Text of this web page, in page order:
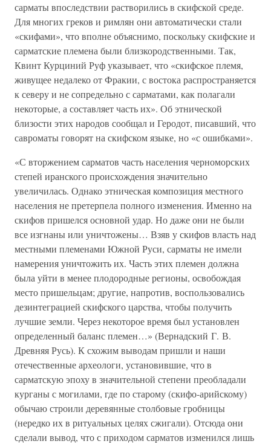
сарматы впоследствии растворились в скифской среде.
Для многих греков и римлян они автоматически стали
«скифами», что вполне объяснимо, поскольку скифские и
сарматские племена были близкородственными. Так,
Квинт Курциний Руф указывает, что «скифское племя,
живущее недалеко от Фракии, с востока распространяется
к северу и не сопредельно с сарматами, как полагали
некоторые, а составляет часть их». Об этнической
близости этих народов сообщал и Геродот, писавший, что
савроматы говорят на скифском языке, но «с ошибками».
«С вторжением сарматов часть населения черноморских
степей иранского происхождения значительно
увеличилась. Однако этническая композиция местного
населения не претерпела полного изменения. Именно на
скифов пришелся основной удар. Но даже они не были
все изгнаны или уничтожены… Взяв у скифов власть над
местными племенами Южной Руси, сарматы не имели
намерения уничтожить их. Часть этих племен должна
была уйти в менее плодородные регионы, освобождая
место пришельцам; другие, напротив, воспользовались
дезинтеграцией скифского царства, чтобы получить
лучшие земли. Через некоторое время был установлен
определенный баланс племен…» (Вернадский Г. В.
Древняя Русь). К схожим выводам пришли и наши
отечественные археологи, установившие, что в
сарматскую эпоху в значительной степени преобладали
курганы с могилами, где по старому (скифо-арийскому)
обычаю строили деревянные столбовые гробницы
(нередко их в ритуальных целях сжигали). Отсюда они
сделали вывод, что с приходом сарматов изменился лишь